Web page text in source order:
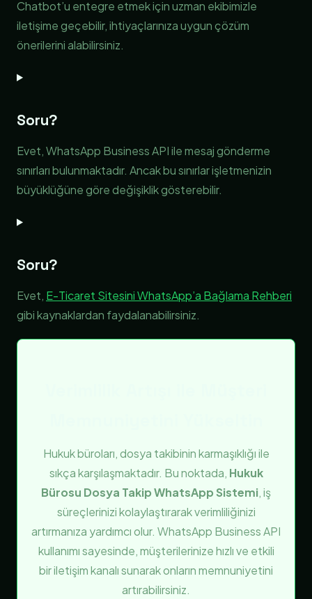
Chatbot’u entegre etmek için uzman ekibimizle
iletişime geçebilir, ihtiyaçlarınıza uygun çözüm
önerilerini alabilirsiniz.
Soru?
Evet, WhatsApp Business API ile mesaj gönderme
sınırları bulunmaktadır. Ancak bu sınırlar işletmenizin
büyüklüğüne göre değişiklik gösterebilir.
Soru?
Evet, E-Ticaret Sitesini WhatsApp’a Bağlama Rehberi
gibi kaynaklardan faydalanabilirsiniz.
Hukuk büroları, dosya takibinin karmaşıklığı ile
sıkça karşılaşmaktadır. Bu noktada, Hukuk
Bürosu Dosya Takip WhatsApp Sistemi, iş
süreçlerinizi kolaylaştırarak verimliliğinizi
artırmanıza yardımcı olur. WhatsApp Business API
kullanımı sayesinde, müşterilerinize hızlı ve etkili
bir iletişim kanalı sunarak onların memnuniyetini
artırabilirsiniz.